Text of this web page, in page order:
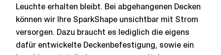
Leuchte erhalten bleibt. Bei abgehangenen Decken
können wir Ihre SparkShape unsichtbar mit Strom
versorgen. Dazu braucht es lediglich die eigens
dafür entwickelte Deckenbefestigung, sowie ein